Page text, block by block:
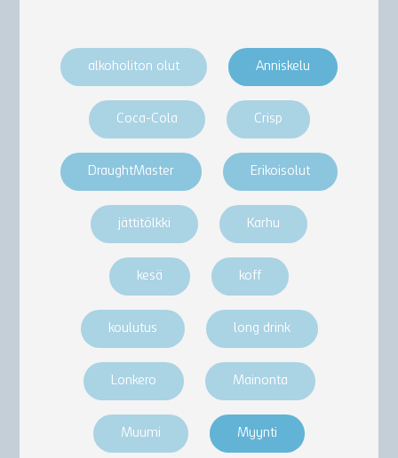
alkoholiton olut Anniskelu
Coca-Cola Crisp
DraughtMaster Erikoisolut
jättitölkki Karhu
kesä koff
koulutus long drink
Lonkero Mainonta
Muumi Myynti